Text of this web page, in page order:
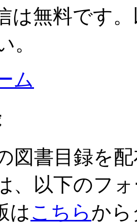
は無料です
。
ム
図書目録を
、以下のフ
はこちらか